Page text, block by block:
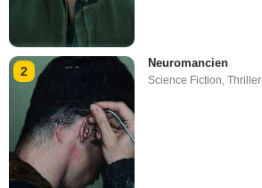
2
Neuromancien
Science Fiction ,Thriller